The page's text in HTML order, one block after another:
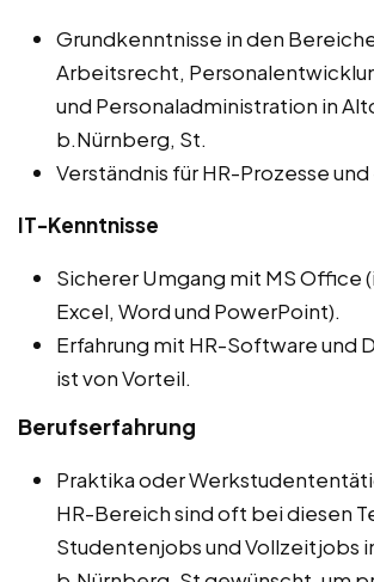
Grundkenntnisse in den
Arbeitsrecht,
und Personaladministration in
b.Nürnberg, St.
Verständnis für HR-Prozesse
IT-Kenntnisse
Sicherer Umgang mit MS Office
Excel, Word und PowerPoint).
Erfahrung mit HR-Software und
ist von Vorteil.
Berufserfahrung
Praktika oder
HR-Bereich sind oft bei diesen
Studentenjobs und Vollzeitjobs